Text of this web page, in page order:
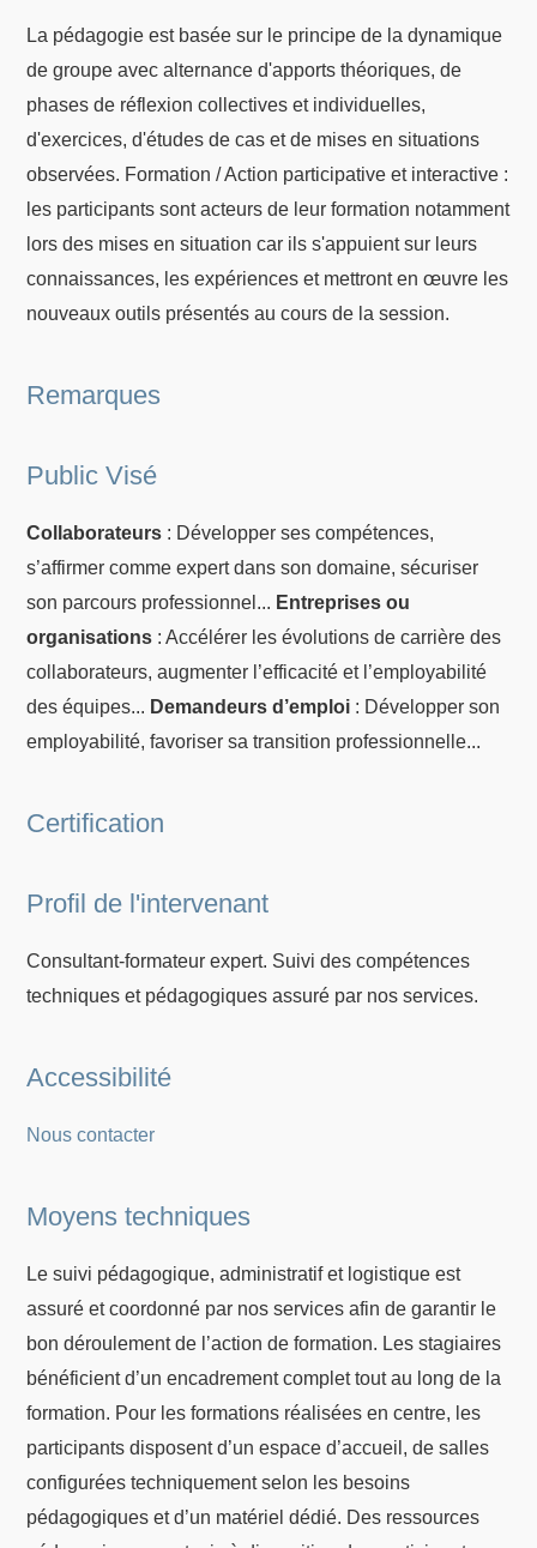
La pédagogie est basée sur le principe de la dynamique
de groupe avec alternance d'apports théoriques, de
phases de réflexion collectives et individuelles,
d'exercices, d'études de cas et de mises en situations
observées. Formation / Action participative et interactive :
les participants sont acteurs de leur formation notamment
lors des mises en situation car ils s'appuient sur leurs
connaissances, les expériences et mettront en œuvre les
nouveaux outils présentés au cours de la session.
Remarques
Public Visé
Collaborateurs : Développer ses compétences,
s’affirmer comme expert dans son domaine, sécuriser
son parcours professionnel... Entreprises ou
organisations : Accélérer les évolutions de carrière des
collaborateurs, augmenter l’efficacité et l’employabilité
des équipes... Demandeurs d’emploi : Développer son
employabilité, favoriser sa transition professionnelle...
Certification
Profil de l'intervenant
Consultant-formateur expert. Suivi des compétences
techniques et pédagogiques assuré par nos services.
Accessibilité
Nous contacter
Moyens techniques
Le suivi pédagogique, administratif et logistique est
assuré et coordonné par nos services afin de garantir le
bon déroulement de l’action de formation. Les stagiaires
bénéficient d’un encadrement complet tout au long de la
formation. Pour les formations réalisées en centre, les
participants disposent d’un espace d’accueil, de salles
configurées techniquement selon les besoins
pédagogiques et d’un matériel dédié. Des ressources